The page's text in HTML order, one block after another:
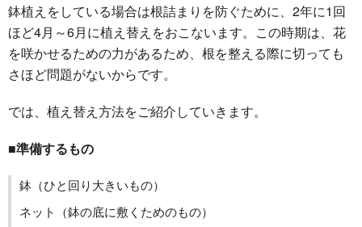
鉢植えをしている場合は根詰まりを防ぐために、2年に1回
ほど4月～6月に植え替えをおこないます。この時期は、花
を咲かせるための力があるため、根を整える際に切っても
さほど問題がないからです。
では、植え替え方法をご紹介していきます。
■準備するもの
鉢（ひと回り大きいもの）
ネット（鉢の底に敷くためのもの）